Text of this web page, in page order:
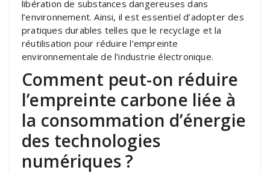
libération de substances dangereuses dans
l’environnement. Ainsi, il est essentiel d’adopter des
pratiques durables telles que le recyclage et la
réutilisation pour réduire l’empreinte
environnementale de l’industrie électronique.
Comment peut-on réduire
l’empreinte carbone liée à
la consommation d’énergie
des technologies
numériques ?